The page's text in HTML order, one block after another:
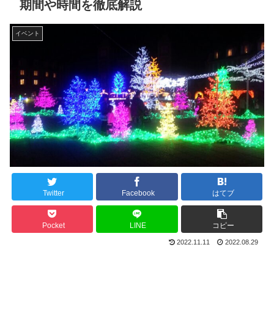
期間や時間を徹底解説
イベント
Twitter Facebook はてブ
Pocket LINE コピー
2022.11.11 2022.08.29